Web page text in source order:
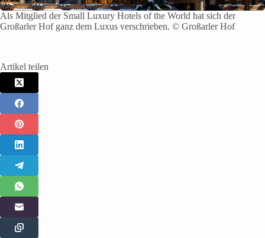
Als Mitglied der Small Luxury Hotels of the World hat sich der
Großarler Hof ganz dem Luxus verschrieben. © Großarler Hof
Artikel teilen